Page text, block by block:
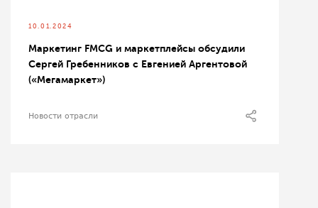
10.01.2024
Маркетинг FMCG и маркетплейсы обсудили
Сергей Гребенников с Евгенией Аргентовой
(«Мегамаркет»)
Новости отрасли